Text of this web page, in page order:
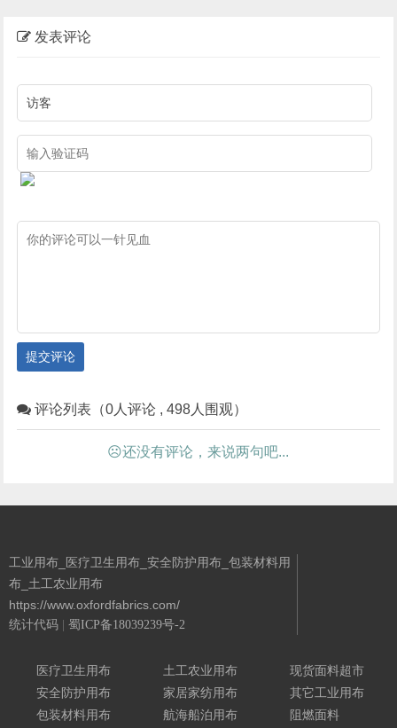
发表评论
提交评论
评论列表（0人评论 , 498人围观）
☹还没有评论，来说两句吧...
工业用布_医疗卫生用布_安全防护用布_包装材料用
布_土工农业用布
https://www.oxfordfabrics.com/
统计代码 蜀ICP备18039239号-2
医疗卫生用布
安全防护用布
包装材料用布
土工农业用布
家居家纺用布
航海船泊用布
现货面料超市
其它工业用布
阻燃面料